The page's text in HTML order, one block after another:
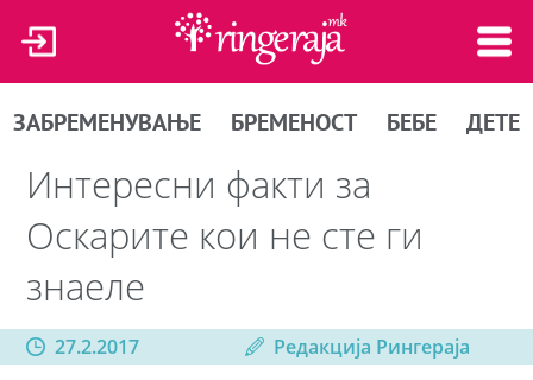
ЗАБРЕМЕНУВАЊЕ БРЕМЕНОСТ БЕБЕ ДЕТЕ
Интересни факти за
Оскарите кои не сте ги
знаеле
27.2.2017 Редакција Рингераја